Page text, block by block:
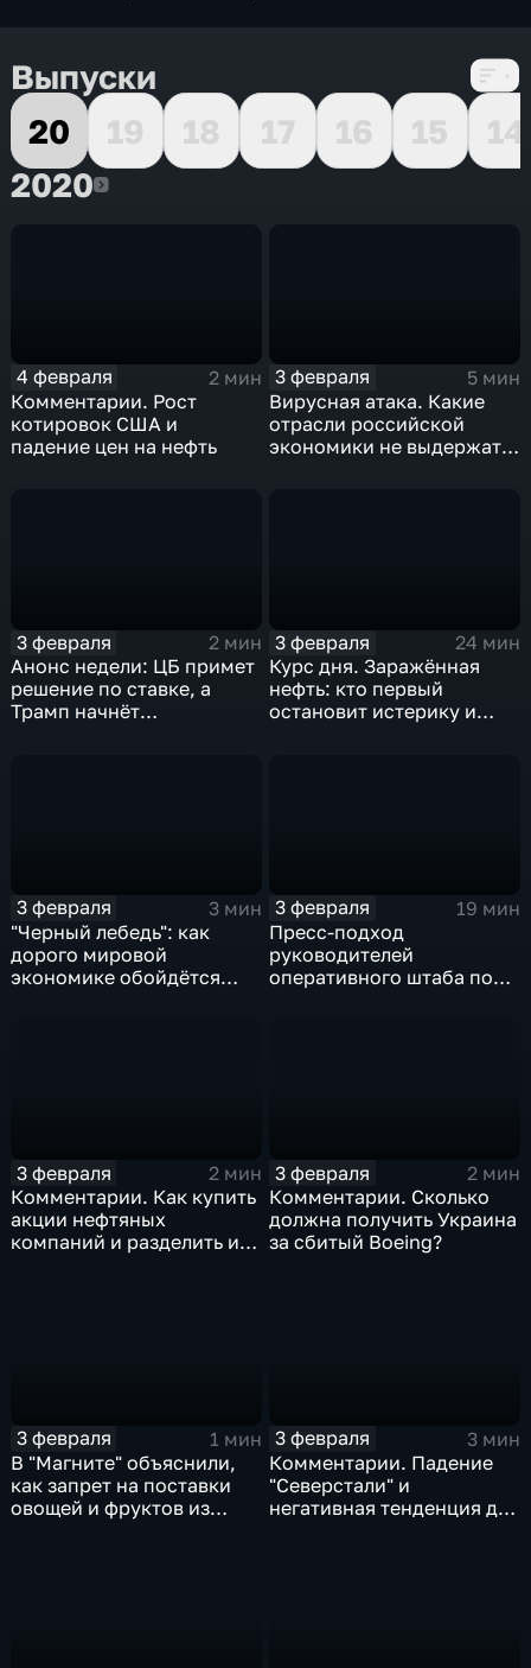
Выпуски
20
19 18 17 16 15
14
20202020
4 февраля
2 мин
Комментарии. Рост
котировок США и
падение цен на нефть
3 февраля
5 мин
Вирусная атака. Какие
отрасли российской
экономики не выдержат
3 февраля
2 мин
Анонс недели: ЦБ примет
решение по ставке, а
Трамп начнёт
3 февраля
24 мин
Курс дня. Заражённая
нефть: кто первый
остановит истерику и
3 февраля
3 мин
"Черный лебедь": как
дорого мировой
экономике обойдётся
3 февраля
19 мин
Пресс-подход
руководителей
оперативного штаба по
3 февраля
2 мин
Комментарии. Как купить
акции нефтяных
компаний и разделить их
3 февраля
2 мин
Комментарии. Сколько
должна получить Украина
за сбитый Boeing?
3 февраля
1 мин
В "Магните" объяснили,
как запрет на поставки
овощей и фруктов из
3 февраля
3 мин
Комментарии. Падение
"Северстали" и
негативная тенденция для